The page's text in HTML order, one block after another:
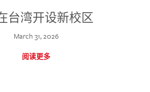
台湾开设新校区
March 31, 2026
阅读更多